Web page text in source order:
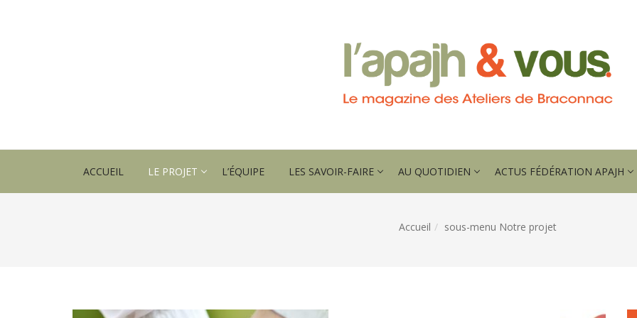
ACCUEIL LE PROJET L’ÉQUIPE LES SAVOIR-FAIRE AU QUOTIDIEN ACTUS FÉDÉRATION APAJH
Accueil sous-menu Notre projet